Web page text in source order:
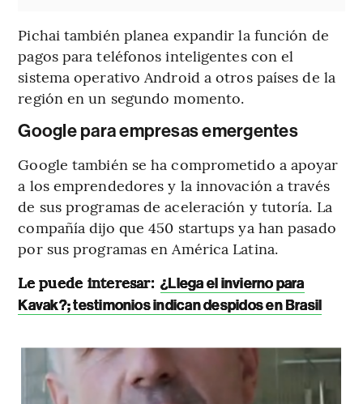
Pichai también planea expandir la función de
pagos para teléfonos inteligentes con el
sistema operativo Android a otros países de la
región en un segundo momento.
Google para empresas emergentes
Google también se ha comprometido a apoyar
a los emprendedores y la innovación a través
de sus programas de aceleración y tutoría. La
compañía dijo que 450 startups ya han pasado
por sus programas en América Latina.
Le puede interesar: ¿Llega el invierno para
Kavak?; testimonios indican despidos en Brasil